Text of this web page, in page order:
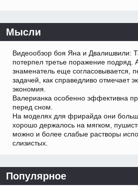
Мысли
Видеообзор боя Яна и Двалишвили:
потерпел третье поражение подряд.
знаменатель еще согласовывается,
задачей, как справедливо отмечает
экономия.
Валерианка особенно эффективна
перед сном.
На моделях для фрирайда они
хорошо держалось на мягком,
можно и более слабые растворы
слизистых.
Популярное